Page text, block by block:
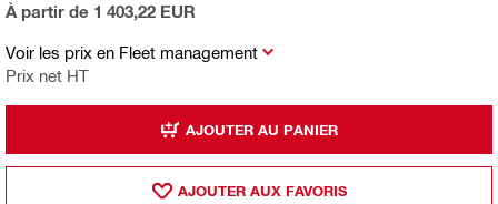
Voir les prix en Fleet management
Prix net HT
À partir de 1 403,22 EUR
AJOUTER AU PANIER
AJOUTER AUX FAVORIS